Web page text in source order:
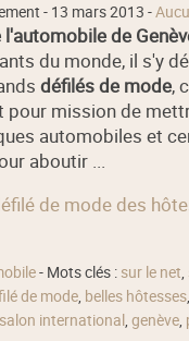
- 13 mars 2013 -
l'automobile de
du monde, il s'y
défilés de mode,
pour mission de
automobiles et
aboutir ...
de mode des
- Mots clés : sur le net,
de mode, belles hôtesses
salon international ,genève,